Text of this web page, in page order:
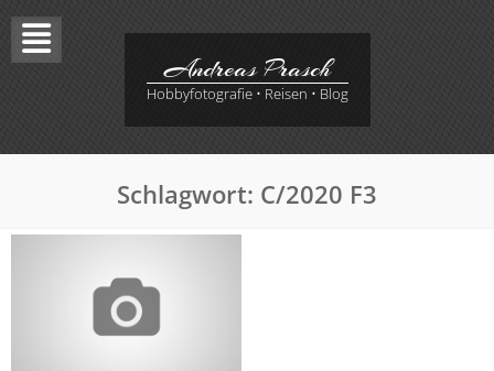
content
Andreas Prasch
Hobbyfotografie • Reisen • Blog
Schlagwort: C/2020 F3